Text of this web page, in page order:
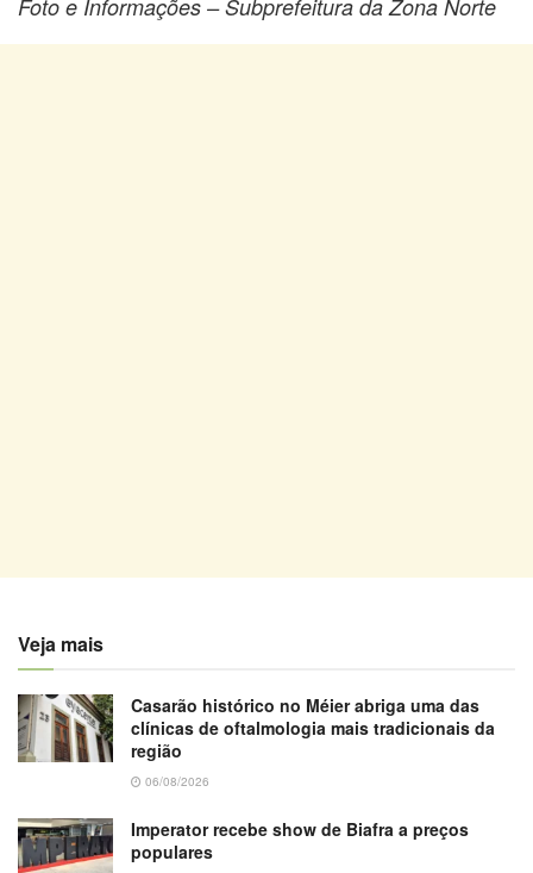
Foto e Informações – Subprefeitura da Zona Norte
Veja mais
Casarão histórico no Méier abriga uma das
clínicas de oftalmologia mais tradicionais da
região
06/08/2026
Imperator recebe show de Biafra a preços
populares